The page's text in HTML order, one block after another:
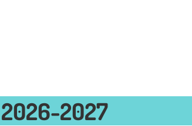
2027